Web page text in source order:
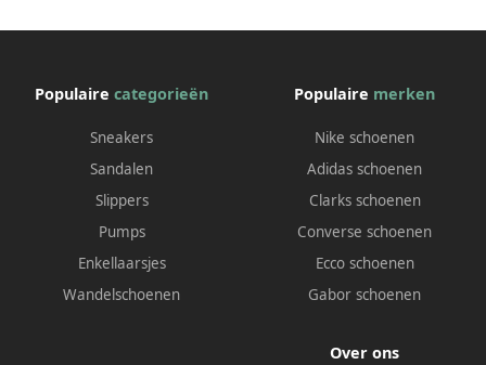
Populaire categorieën
Sneakers
Sandalen
Slippers
Pumps
Enkellaarsjes
Wandelschoenen
Populaire merken
Nike schoenen
Adidas schoenen
Clarks schoenen
Converse schoenen
Ecco schoenen
Gabor schoenen
Over ons